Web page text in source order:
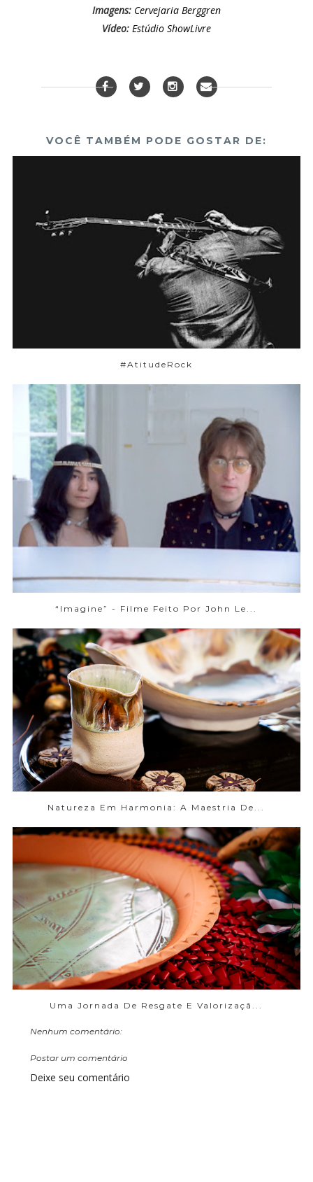
Imagens: Cervejaria Berggren
Vídeo: Estúdio ShowLivre
VOCÊ TAMBÉM PODE GOSTAR DE:
#AtitudeRock
“Imagine” - Filme Feito Por John Le...
Natureza Em Harmonia: A Maestria De...
Uma Jornada De Resgate E Valorizaçã...
Nenhum comentário:
Postar um comentário
Deixe seu comentário